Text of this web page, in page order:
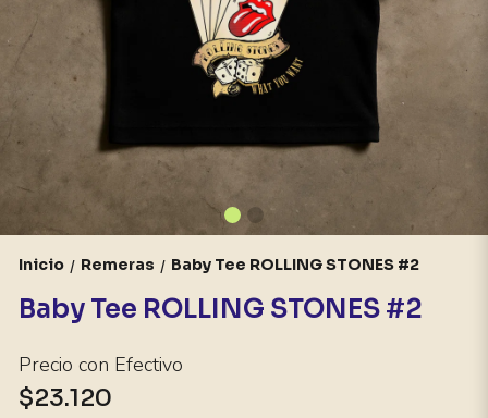
Inicio / Remeras / Baby Tee ROLLING STONES #2
Baby Tee ROLLING STONES #2
Precio con Efectivo
$23.120